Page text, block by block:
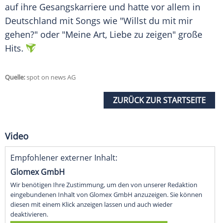
auf ihre Gesangskarriere und hatte vor allem in
Deutschland mit Songs wie "Willst du mit mir
gehen?" oder "Meine Art, Liebe zu zeigen" große
Hits.
Quelle:spot on news AG
ZURÜCK ZUR STARTSEITE
Video
Empfohlener externer Inhalt:
Glomex GmbH
Wir benötigen Ihre Zustimmung, um den von unserer Redaktion
eingebundenen Inhalt von Glomex GmbH anzuzeigen. Sie können
diesen mit einem Klick anzeigen lassen und auch wieder
deaktivieren.